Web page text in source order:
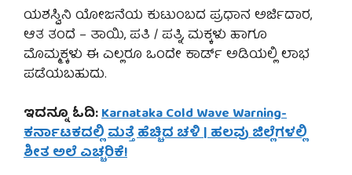
ಯಶಸ್ವಿನಿ ಯೋಜನೆಯ ಕುಟುಂಬದ ಪ್ರಧಾನ ಅರ್ಜಿದಾರ,
ಆತ ತಂದೆ – ತಾಯಿ, ಪತಿ / ಪತ್ನಿ, ಮಕ್ಕಳು ಹಾಗೂ
ಮೊಮ್ಮಕ್ಕಳು ಈ ಎಲ್ಲರೂ ಒಂದೇ ಕಾರ್ಡ್ ಅಡಿಯಲ್ಲಿ ಲಾಭ
ಪಡೆಯಬಹುದು.
ಇದನ್ನೂ ಓದಿ:Karnataka Cold Wave Warning-
ಕರ್ನಾಟಕದಲ್ಲಿ ಮತ್ತೆ ಹೆಚ್ಚಿದ ಚಳಿ | ಹಲವು ಜಿಲ್ಲೆಗಳಲ್ಲಿ
ಶೀತ ಅಲೆ ಎಚ್ಚರಿಕೆ!